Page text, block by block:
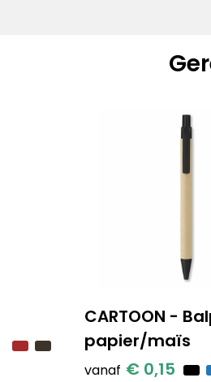
CARTOON -
papier/maïs
vanaf € 0,15